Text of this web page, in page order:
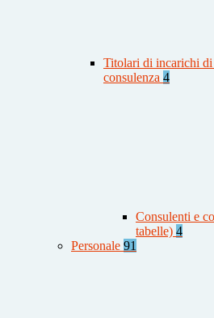
Titolari di incarichi
consulenza 4
Consulenti e
tabelle) 4
Personale 91